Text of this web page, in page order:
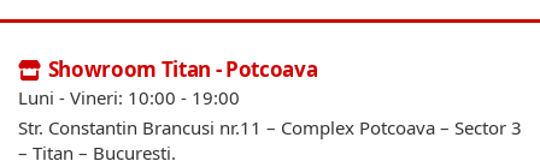
Showroom Titan - Potcoava
Luni - Vineri: 10:00 - 19:00
Str. Constantin Brancusi nr.11 – Complex Potcoava – Sector 3
– Titan – Bucuresti.